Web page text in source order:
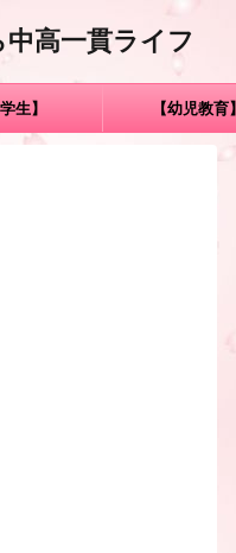
高一貫ライフ
生】 【幼児教育】